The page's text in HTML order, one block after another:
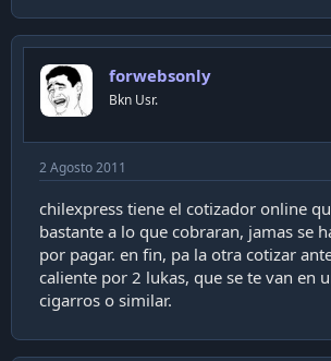
forwebsonly
Bkn Usr.
2 Agosto 2011
chilexpress tiene el cotizador online
bastante a lo que cobraran, jamas se
por pagar. en fin, pa la otra cotizar
caliente por 2 lukas, que se te van en
cigarros o similar.